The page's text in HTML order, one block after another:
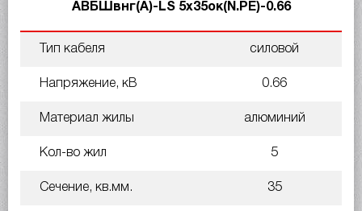
АВБШвнг(A)-LS 5х35ок(N.PE)-0.66
Тип кабеля силовой
Напряжение, кВ 0.66
Материал жилы алюминий
Кол-во жил 5
Сечение, кв.мм. 35